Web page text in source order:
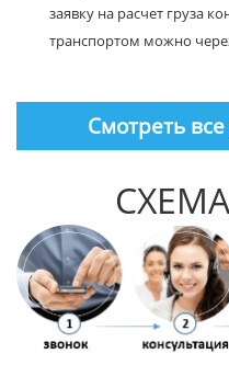
заявку на расчет груза
транспортом можно
Смотреть